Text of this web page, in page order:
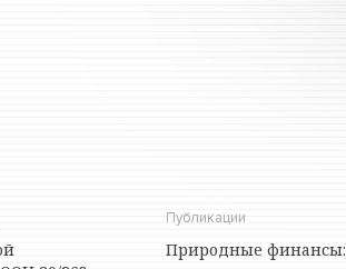
Публикации
Природные финансы: